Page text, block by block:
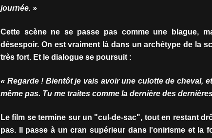
journée. »
Cette scène ne se passe pas comme une blague,
désespoir. On est vraiment là dans un archétype de la
très fort. Et le dialogue se poursuit :
« Regarde ! Bientôt je vais avoir une culotte de cheval,
même pas. Tu me traites comme la dernière des
Le film se termine sur un "cul-de-sac", tout en restant
pas. Il passe à un cran supérieur dans l'onirisme et la